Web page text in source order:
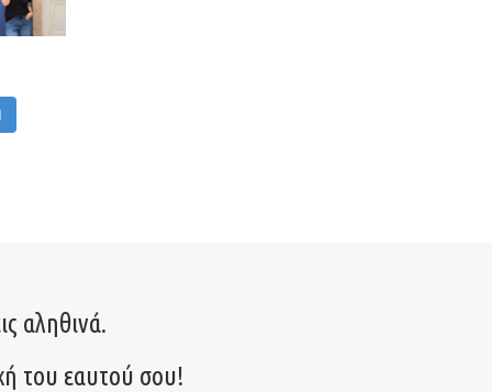
αληθινά.
του εαυτού σου!